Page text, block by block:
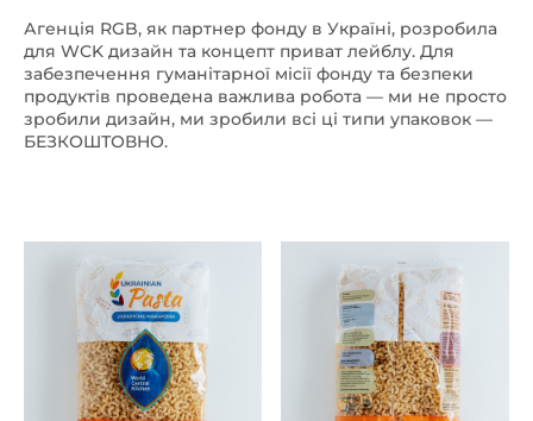
Агенція RGB, як партнер фонду в Україні, розробила
для WCK дизайн та концепт приват лейблу. Для
забезпечення гуманітарної місії фонду та безпеки
продуктів проведена важлива робота — ми не просто
зробили дизайн, ми зробили всі ці типи упаковок —
БЕЗКОШТОВНО.